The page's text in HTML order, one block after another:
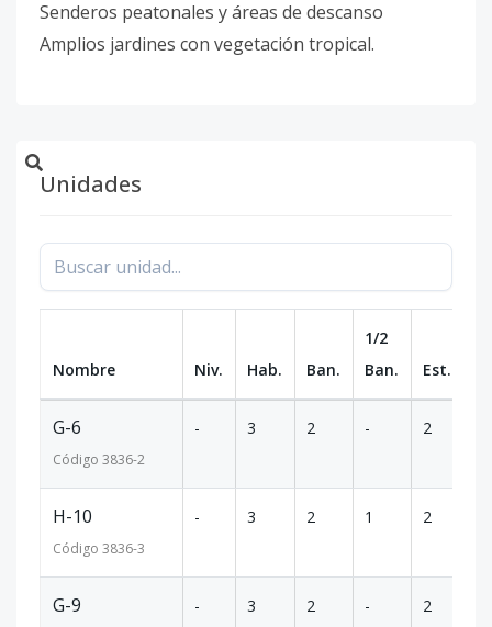
Senderos peatonales y áreas de descanso
Amplios jardines con vegetación tropical.
Unidades
Nombre Niv. Hab. Ban.
1/2
Ban.
Est.
G-6
Código 3836-2
- 3 2 - 2
H-10
Código 3836-3
- 3 2 1 2
G-9 - 3 2 - 2